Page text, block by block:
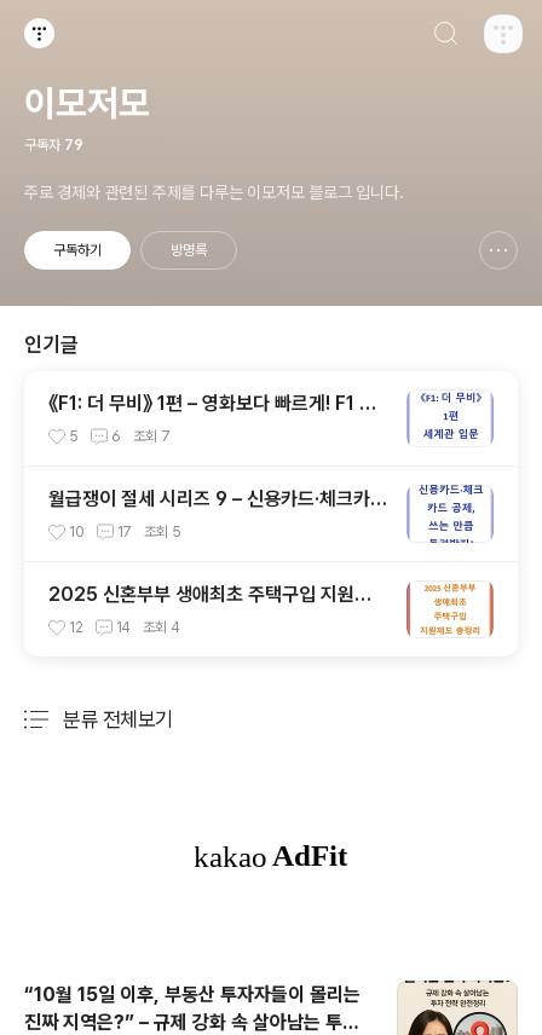
이모저모
구독자 79
주로 경제와 관련된 주제를 다루는 이모저모 블로그 입니다.
구독하기 방명록
인기글
《F1: 더 무비》 1편 – 영화보다 빠르게! F1 레
이싱 세계관 입문 가이드
5 6 조회 7
월급쟁이 절세 시리즈 9 – 신용카드·체크카드
공제, 쓰는 만큼 돌려받자!
10 17 조회 5
2025 신혼부부 생애최초 주택구입 지원제
도 총정리: 조건, 혜택, 주의사항까지
12 14 조회 4
분류 전체보기
“10월 15일 이후, 부동산 투자자들이 몰리는
진짜 지역은?” – 규제 강화 속 살아남는 투자